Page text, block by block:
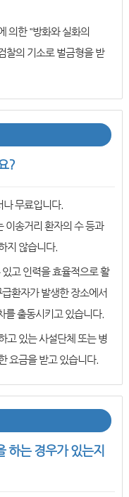
의한 "방화와 실화의
찰의 기소로 벌금형을 받
?
무료입니다.
이송거리 환자의 수 등과
지 않습니다.
고 인력을 효율적으로 활
환자가 발생한 장소에서
를 출동시키고 있습니다.
고 있는 사설단체 또는 병
요금을 받고 있습니다.
하는 경우가 있는지